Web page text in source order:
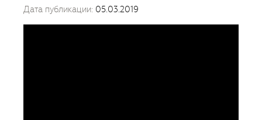
Дата публикации: 05.03.2019